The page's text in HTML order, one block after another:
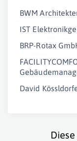
BWM
IST
BRP-Rotax
David